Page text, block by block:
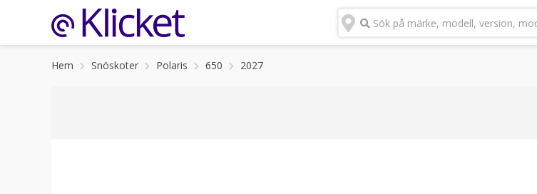
Sök på märke, modell, version,
Hem Snöskoter Polaris 650 2027